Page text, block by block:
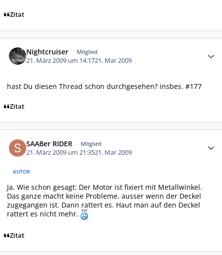
Zitat
Nightcruiser Mitglied
21. März 2009 um 14:1721. Mar 2009
hast Du diesen Thread schon durchgesehen? insbes. #177
Zitat
SAABer RIDER Mitglied
21. März 2009 um 21:3521. Mar 2009
AUTOR
Ja. Wie schon gesagt: Der Motor ist fixiert mit Metallwinkel.
Das ganze macht keine Probleme, ausser wenn der Deckel
zugegangen ist. Dann rattert es. Haut man auf den Deckel
rattert es nicht mehr.
Zitat